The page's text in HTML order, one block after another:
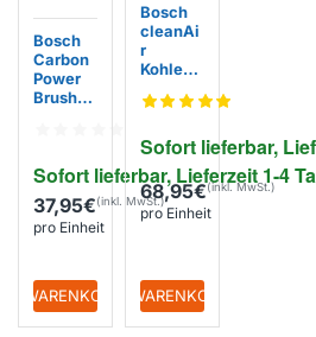
Sofort lieferbar, Lieferzeit 1-4
Bosch
Carbon
Power
Brush
Staubsa
oter und
Bodenre
37,95€
pro Einheit
+ WARENKORB
Sofort lieferbar,
Bosch
cleanAi
r
Kohlefilt
1101862
AA2101
1101050
6
68,95€
pro Einheit
+ WARENKORB